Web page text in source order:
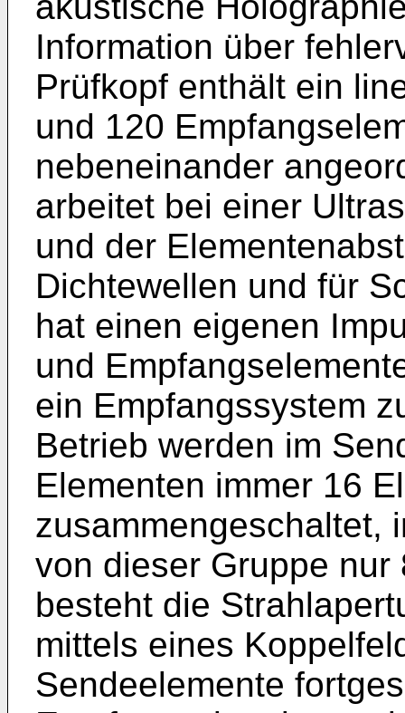
Information über
Prüfkopf enthält ein
und 120
nebeneinander
arbeitet bei einer
und der
Dichtewellen und für
hat einen eigenen
und
ein Empfangssystem
Betrieb werden im
Elementen immer 16
zusammengeschaltet,
von dieser Gruppe
besteht die
mittels eines
Sendeelemente